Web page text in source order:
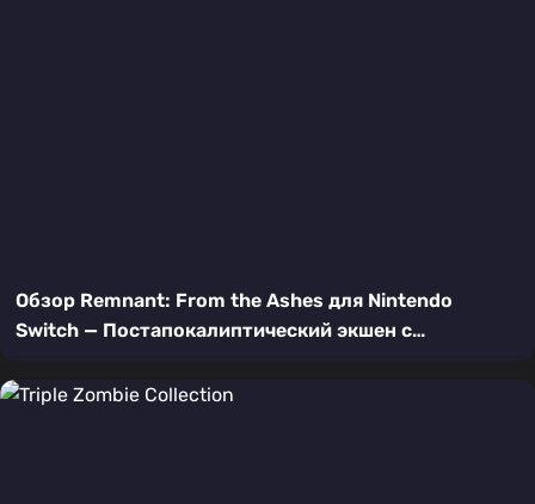
Обзор Remnant: From the Ashes для Nintendo
Switch — Постапокалиптический экшен с